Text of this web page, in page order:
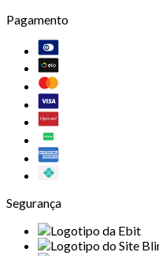
Pagamento
Segurança